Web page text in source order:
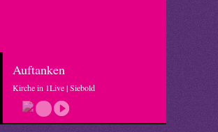
Auftanken
Kirche in 1Live | Siebold